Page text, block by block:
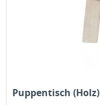
Puppentisch (Holz)